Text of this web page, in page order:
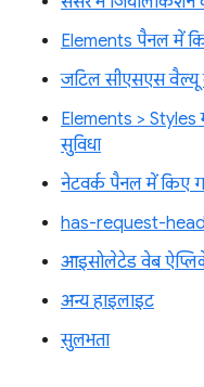
Elements पैनल में
जटिल सीएसएस वैल्यू
Elements >
सुविधा
नेटवर्क पैनल में किए
has-request-
आइसोलेटेड वेब
अन्य हाइलाइट
सुलभता